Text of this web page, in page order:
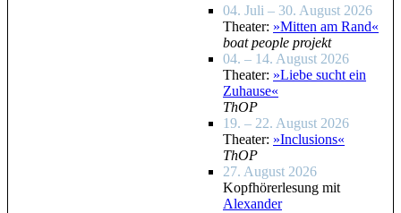
04. Juli – 30. August 2026
Theater: »Mitten am Rand«
boat people projekt
04. – 14. August 2026
Theater: »Liebe sucht ein
Zuhause«
ThOP
19. – 22. August 2026
Theater: »Inclusions«
ThOP
27. August 2026
Kopfhörerlesung mit
Alexander